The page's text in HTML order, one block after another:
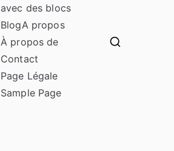
avec des blocs
BlogA propos
À propos de
Contact
Page Légale
Sample Page